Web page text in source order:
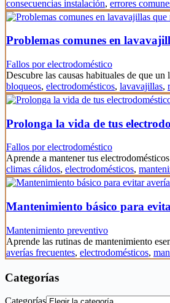
consecuencias instalación, errores
Problemas comunes en
Fallos por electrodoméstico
Descubre las causas habituales de que
bloqueos, electrodomésticos, lavavajillas,
Prolonga la vida de tus
Fallos por electrodoméstico
Aprende a mantener tus
climas cálidos, electrodomésticos,
Mantenimiento básico para
Mantenimiento preventivo
Aprende las rutinas de mantenimiento
averías frecuentes, electrodomésticos,
Categorías